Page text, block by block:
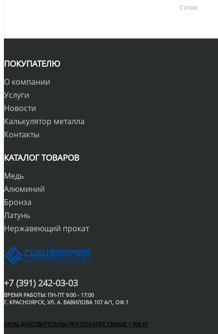
Сплав
ПОКУПАТЕЛЮ
О компании
Услуги
Новости
Калькулятор металла
Контакты
КАТАЛОГ ТОВАРОВ
Медь
Алюминий
Бронза
Латунь
Нержавеющий прокат
+7 (391) 242-03-03
ВРЕМЯ РАБОТЫ: ПН-ПТ 9:00 - 17:00
Г. КРАСНОЯРСК, УЛ. А. ВАВИЛОВА 107 А/1, ОФ.1
ЦЕНЫ ДЕЙСТВИТЕЛЬНЫ ПРИ ПОКУПКЕ СВЫШЕ 1 000 КГ